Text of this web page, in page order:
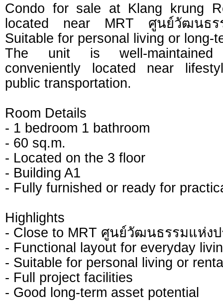
Condo for sale at Klang krung
located near MRT ศูนย์วัฒนธรร
Suitable for personal living or long-
The unit is well-maintained
conveniently located near
public transportation.
Room Details
- 1 bedroom 1 bathroom
- 60 sq.m.
- Located on the 3 floor
- Building A1
- Fully furnished or ready for
Highlights
- Close to MRT ศูนย์วัฒนธรรมแห่งป
- Functional layout for everyday
- Suitable for personal living or
- Full project facilities
- Good long-term asset potential